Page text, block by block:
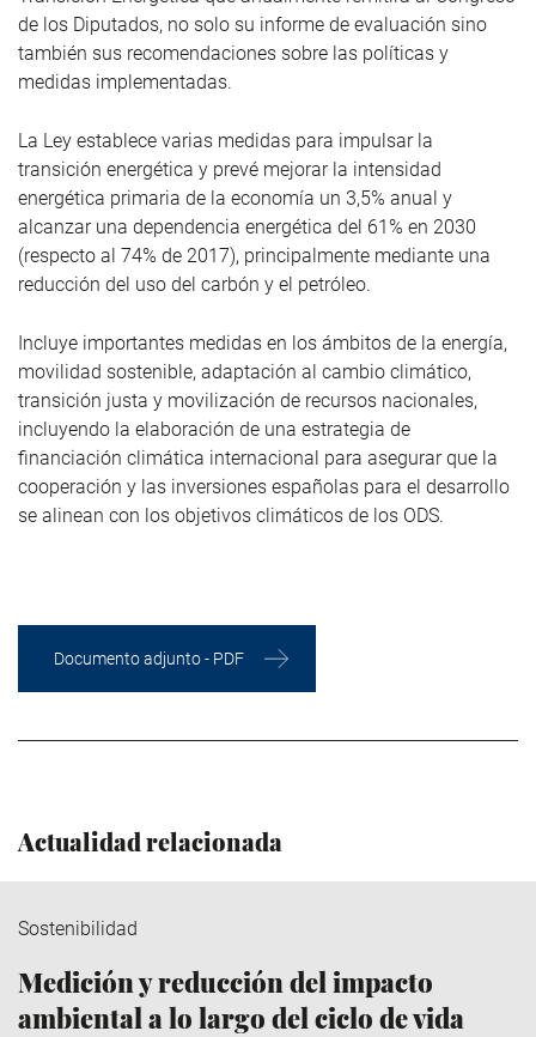
de los Diputados, no solo su informe de evaluación sino
también sus recomendaciones sobre las políticas y
medidas implementadas.
La Ley establece varias medidas para impulsar la
transición energética y prevé mejorar la intensidad
energética primaria de la economía un 3,5% anual y
alcanzar una dependencia energética del 61% en 2030
(respecto al 74% de 2017), principalmente mediante una
reducción del uso del carbón y el petróleo.
Incluye importantes medidas en los ámbitos de la energía,
movilidad sostenible, adaptación al cambio climático,
transición justa y movilización de recursos nacionales,
incluyendo la elaboración de una estrategia de
financiación climática internacional para asegurar que la
cooperación y las inversiones españolas para el desarrollo
se alinean con los objetivos climáticos de los ODS.
Documento adjunto - PDF
Actualidad relacionada
Sostenibilidad
Medición y reducción del impacto
ambiental a lo largo del ciclo de vida